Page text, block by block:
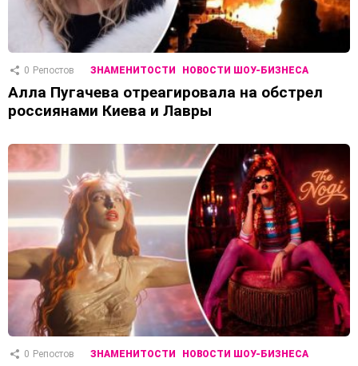
0 Репостов ЗНАМЕНИТОСТИ НОВОСТИ ШОУ-БИЗНЕСА
Алла Пугачева отреагировала на обстрел
россиянами Киева и Лавры
0 Репостов ЗНАМЕНИТОСТИ НОВОСТИ ШОУ-БИЗНЕСА